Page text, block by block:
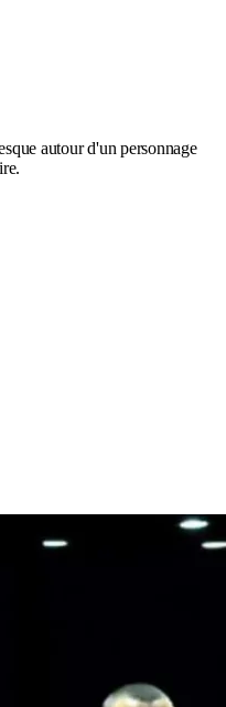
autour d'un personnage